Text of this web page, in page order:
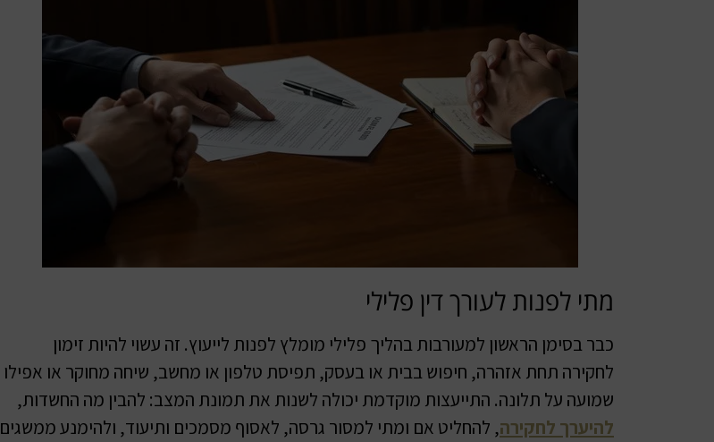
מתי לפנות לעורך דין פלילי
כבר בסימן הראשון למעורבות בהליך פלילי מומלץ לפנות לייעוץ. זה עשוי להיות זימון
לחקירה תחת אזהרה, חיפוש בבית או בעסק, תפיסת טלפון או מחשב, שיחה מחוקר או אפילו
שמועה על תלונה. התייעצות מוקדמת יכולה לשנות את תמונת המצב: להבין מה החשדות,
להיערך לחקירה, להחליט אם ומתי למסור גרסה, לאסוף מסמכים ותיעוד, ולהימנע ממשגים